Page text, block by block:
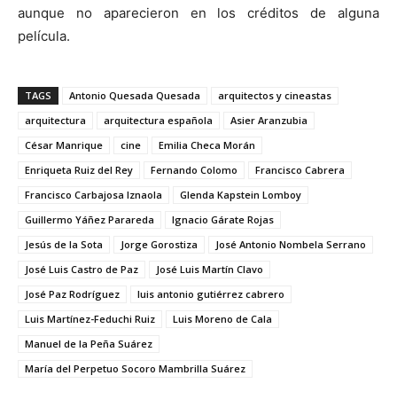
aunque no aparecieron en los créditos de alguna
película.
TAGS Antonio Quesada Quesada
arquitectos y cineastas
arquitectura
arquitectura española
Asier Aranzubia
César Manrique
cine
Emilia Checa Morán
Enriqueta Ruiz del Rey
Fernando Colomo
Francisco Cabrera
Francisco Carbajosa Iznaola
Glenda Kapstein Lomboy
Guillermo Yáñez Parareda
Ignacio Gárate Rojas
Jesús de la Sota
Jorge Gorostiza
José Antonio Nombela Serrano
José Luis Castro de Paz
José Luis Martín Clavo
José Paz Rodríguez
luis antonio gutiérrez cabrero
Luis Martínez-Feduchi Ruiz
Luis Moreno de Cala
Manuel de la Peña Suárez
María del Perpetuo Socoro Mambrilla Suárez